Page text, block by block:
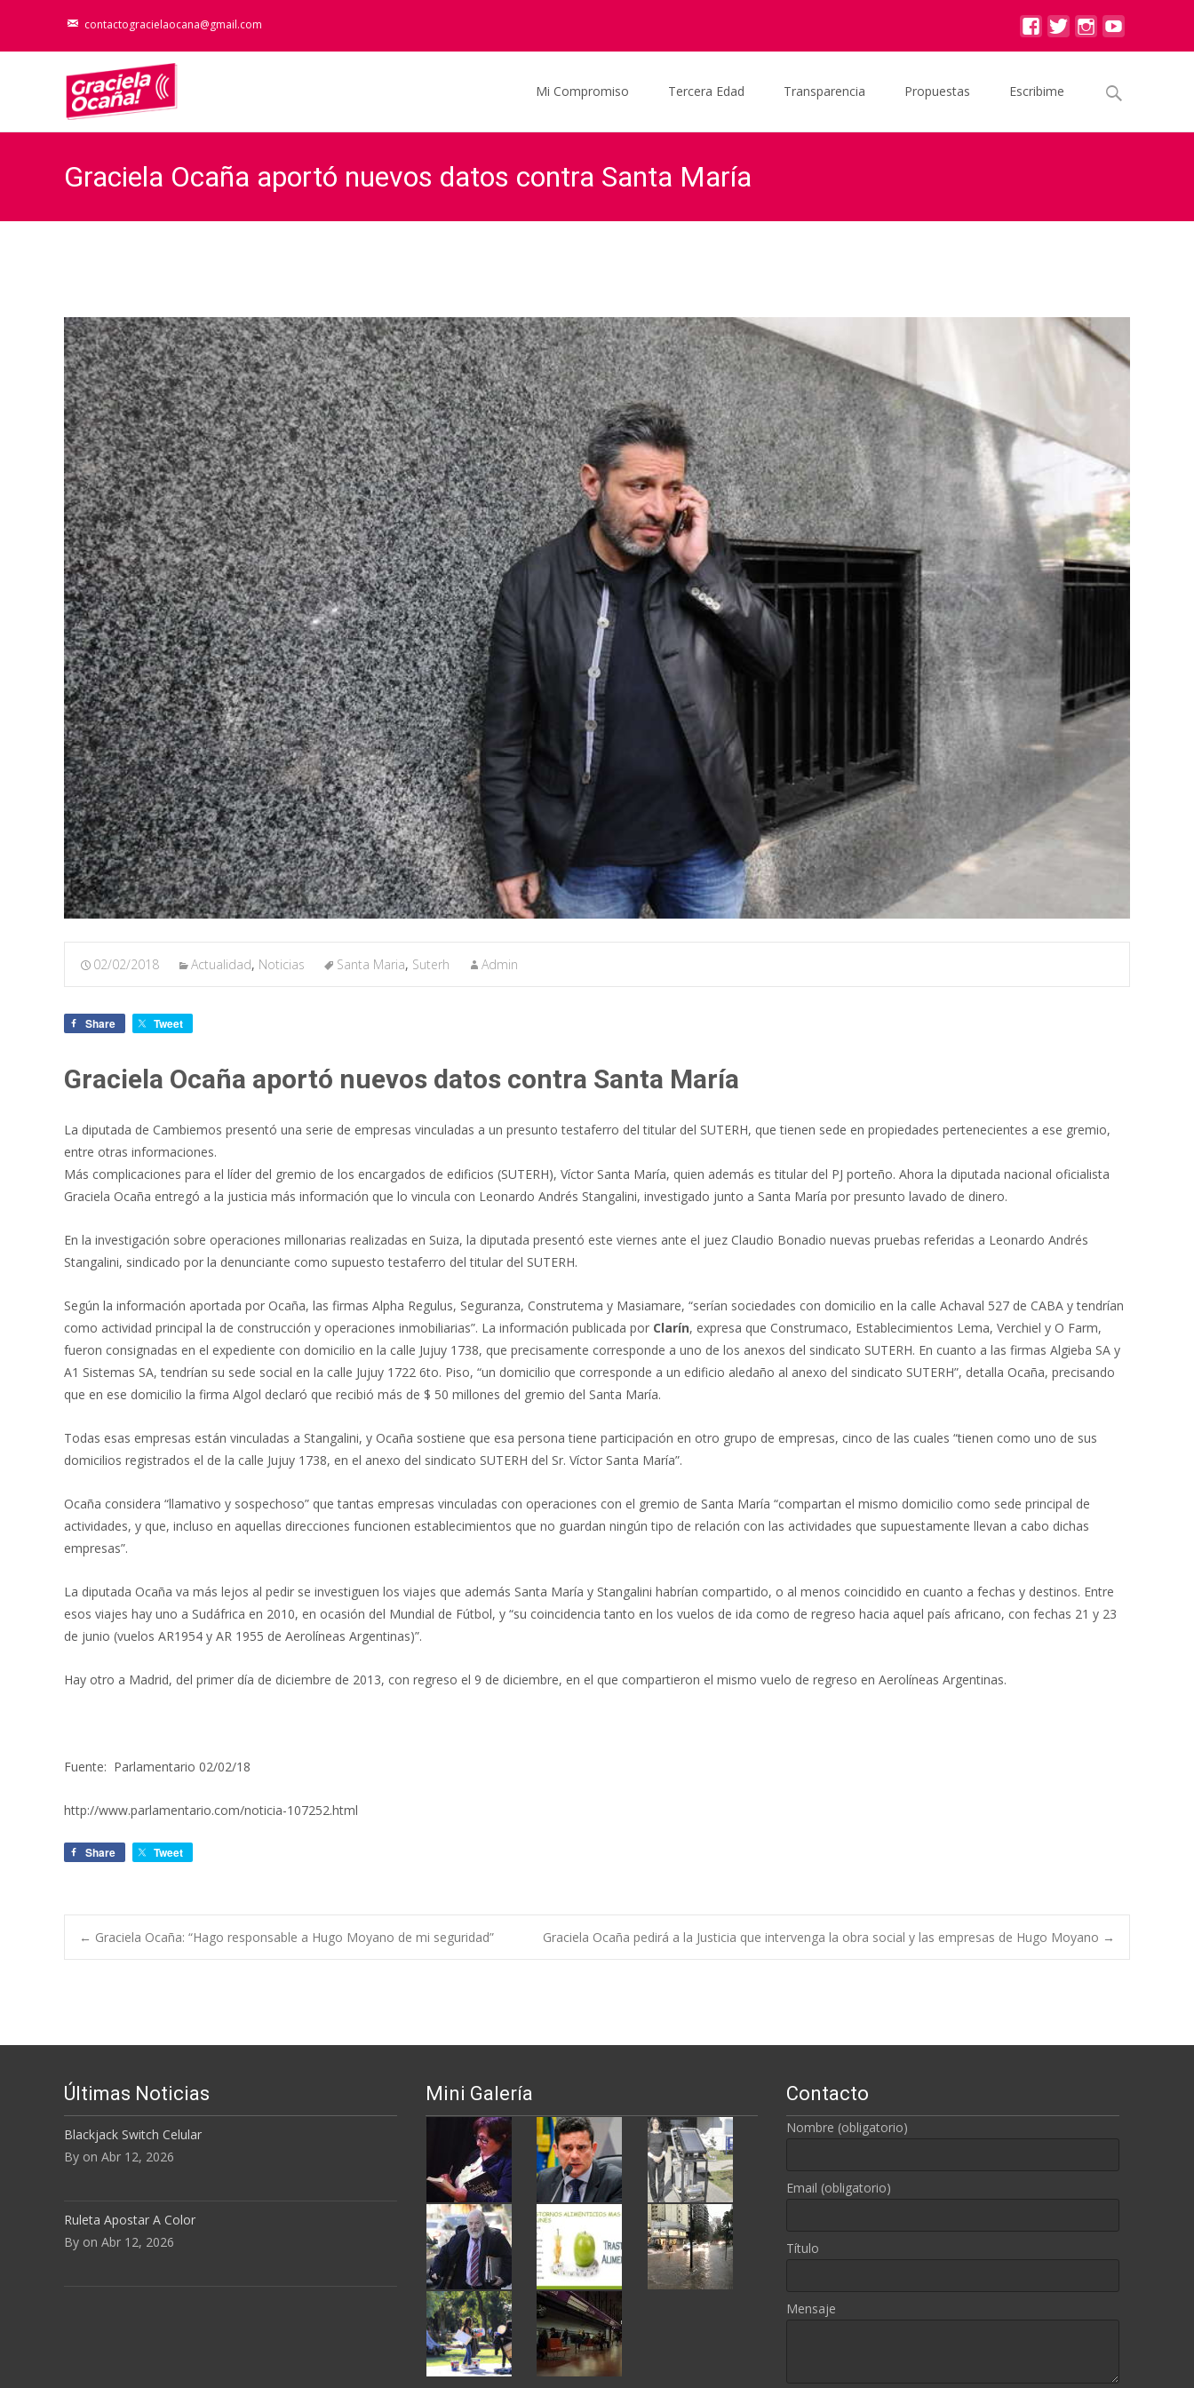
contactogracielaocana@gmail.com
Mi Compromiso
Tercera Edad Transparencia Propuestas Escribime
Buscar
Graciela Ocaña aportó nuevos datos contra Santa María
02/02/2018 Actualidad, Noticias Santa Maria, Suterh Admin
Share Tweet
Graciela Ocaña aportó nuevos datos contra Santa María
La diputada de Cambiemos presentó una serie de empresas vinculadas a un presunto testaferro del titular del SUTERH, que tienen sede en propiedades pertenecientes a ese gremio,
entre otras informaciones.
Más complicaciones para el líder del gremio de los encargados de edificios (SUTERH), Víctor Santa María, quien además es titular del PJ porteño. Ahora la diputada nacional oficialista
Graciela Ocaña entregó a la justicia más información que lo vincula con Leonardo Andrés Stangalini, investigado junto a Santa María por presunto lavado de dinero.
En la investigación sobre operaciones millonarias realizadas en Suiza, la diputada presentó este viernes ante el juez Claudio Bonadio nuevas pruebas referidas a Leonardo Andrés
Stangalini, sindicado por la denunciante como supuesto testaferro del titular del SUTERH.
Según la información aportada por Ocaña, las firmas Alpha Regulus, Seguranza, Construtema y Masiamare, “serían sociedades con domicilio en la calle Achaval 527 de CABA y tendrían
como actividad principal la de construcción y operaciones inmobiliarias”. La información publicada por Clarín, expresa que Construmaco, Establecimientos Lema, Verchiel y O Farm,
fueron consignadas en el expediente con domicilio en la calle Jujuy 1738, que precisamente corresponde a uno de los anexos del sindicato SUTERH. En cuanto a las firmas Algieba SA y
A1 Sistemas SA, tendrían su sede social en la calle Jujuy 1722 6to. Piso, “un domicilio que corresponde a un edificio aledaño al anexo del sindicato SUTERH”, detalla Ocaña, precisando
que en ese domicilio la firma Algol declaró que recibió más de $ 50 millones del gremio del Santa María.
Todas esas empresas están vinculadas a Stangalini, y Ocaña sostiene que esa persona tiene participación en otro grupo de empresas, cinco de las cuales “tienen como uno de sus
domicilios registrados el de la calle Jujuy 1738, en el anexo del sindicato SUTERH del Sr. Víctor Santa María”.
Ocaña considera “llamativo y sospechoso” que tantas empresas vinculadas con operaciones con el gremio de Santa María “compartan el mismo domicilio como sede principal de
actividades, y que, incluso en aquellas direcciones funcionen establecimientos que no guardan ningún tipo de relación con las actividades que supuestamente llevan a cabo dichas
empresas”.
La diputada Ocaña va más lejos al pedir se investiguen los viajes que además Santa María y Stangalini habrían compartido, o al menos coincidido en cuanto a fechas y destinos. Entre
esos viajes hay uno a Sudáfrica en 2010, en ocasión del Mundial de Fútbol, y “su coincidencia tanto en los vuelos de ida como de regreso hacia aquel país africano, con fechas 21 y 23
de junio (vuelos AR1954 y AR 1955 de Aerolíneas Argentinas)”.
Hay otro a Madrid, del primer día de diciembre de 2013, con regreso el 9 de diciembre, en el que compartieron el mismo vuelo de regreso en Aerolíneas Argentinas.
Fuente: Parlamentario 02/02/18
http://www.parlamentario.com/noticia-107252.html
Share Tweet
← Graciela Ocaña: “Hago responsable a Hugo Moyano de mi seguridad” Graciela Ocaña pedirá a la Justicia que intervenga la obra social y las empresas de Hugo Moyano →
Últimas Noticias
Blackjack Switch Celular
By on Abr 12, 2026
Ruleta Apostar A Color
By on Abr 12, 2026
Mini Galería Contacto
Nombre (obligatorio)
Email (obligatorio)
Título
Mensaje